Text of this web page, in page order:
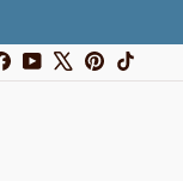
FacebookYouTubePinterest
TikTok